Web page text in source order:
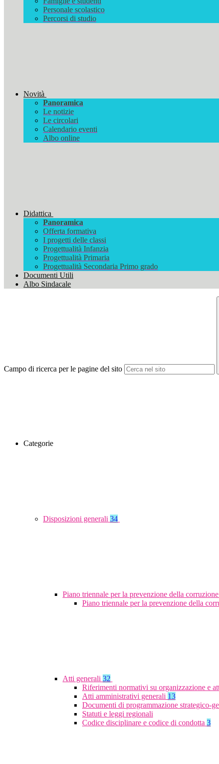
Personale scolastico
Percorsi di studio
Novità
Panoramica
Le notizie
Le circolari
Calendario eventi
Albo online
Didattica
Panoramica
Offerta formativa
I progetti delle classi
Progettualità Infanzia
Progettualità Primaria
Progettualità Secondaria Primo grado
Documenti Utili
Albo Sindacale
Campo di ricerca per le pagine del sito
Categorie
Disposizioni generali 34
Piano triennale per la prevenzione della
Piano triennale per la prevenzione della
Atti generali 32
Riferimenti normativi su organizzazione e
Atti amministrativi generali 13
Documenti di programmazione strategico-
Statuti e leggi regionali
Codice disciplinare e codice di condotta 3